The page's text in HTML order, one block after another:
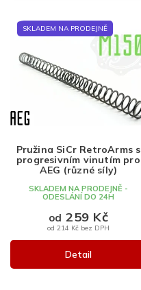
V
r
o
u
SKLADEM NA PRODEJNĚ
Pružina SiCr RetroArms s
progresivním vinutím pro
AEG (různé síly)
SKLADEM NA PRODEJNĚ -
ODESLÁNÍ DO 24H
od 214 Kč bez DPH
od 259 Kč
Detail